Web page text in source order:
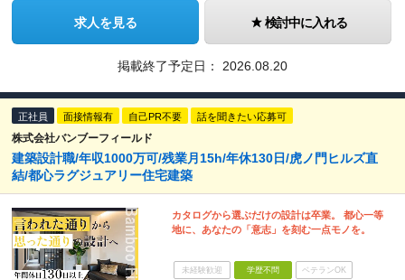
求人を見る 検討中に入れる
掲載終了予定日： 2026.08.20
正社員 面接情報有 自己PR不要 話を聞きたい応募可
株式会社バンブーフィールド
建築設計職/年収1000万可/残業月15h/年休130日/虎ノ門ヒルズ直
結/都心ラグジュアリー住宅建築
カタログから選ぶだけの設計は卒業。 都心一等
地に、あなたの「意志」を刻む一点モノを。
未経験歓迎 学歴不問 ベテランOK